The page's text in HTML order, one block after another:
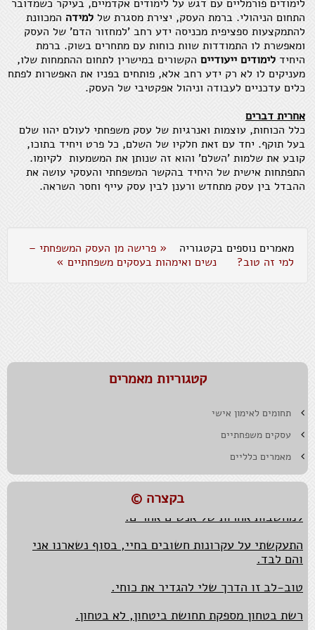
לימודים פורמליים עם דגש על לימודים אקדמיים, בעיקר כשמדובר
התחום הניהולי. ברמת העסק, יצירת מסגרת של למידה המכוונת
להתמקצעות ספציפית מכניסה ידע רחב 'למחזור הדם' של העסק
ומאפשרת לו התמודדות שוות כוחות עם מתחרים בשוק. ברמת
היחיד לימודים ייעודיים הקשורים במישרין לתחום ההתמחות שלו,
מעניקים לו לא רק ידע רחב אלא, פותחים בפניו את האפשרות לפתח
כלים עדכניים לעבודה וניהול אפקטיבי של העסק.
אחרית דברים
כלל הכוחות, עוצמות ואנרגיות של עסק משפחתי לעולם יהוו שלם
בעל תוקף. יחד עם זאת חלקיו של השלם, כל פרט ויחיד בתוכו,
קובע את שלמות 'השלם' והוא זה שנותן את המשמעות לקיומו.
התפתחות אישית של היחיד בהקשר המשפחתי והעסקי עושה את
ההבדל בין עסק מתחדש ורענן לבין עסק עייף וחסר השראה.
מאמרים נוספים בקטגוריה
« פרישה מן העסק המשפחתי –
למי זה טוב?
נשים ואימהות בעסקים משפחתיים »
קטגוריות מאמרים
תחומים לאימון אישי
עסקים משפחתיים
מאמרים כלליים
בקצרה ©
המזל הטוב נתון להשפעה, כך גם לגבי חוסר מזל.
נאמנות למקור ואותנטיות הכרחיות בעיקר כאשר צריך
להציג את המקור מידי יום.
בבסיסה של הגמישות המחשבתית עומדת חיבה גדולה
למחשבות אחרות של אנשים אחרים.
והם לבד.